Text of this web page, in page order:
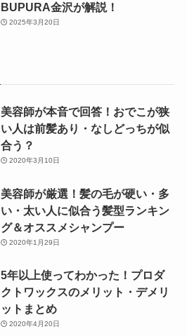
BUPURA金沢が解説！
2025年3月20日
美容師が本音で回答！おでこが狭
い人は前髪あり・なしどっちが似
合う？
2020年3月10日
美容師が厳選！髪の毛が硬い・多
い・太い人に似合う髪型ランキン
グ＆オススメシャンプー
2020年1月29日
5年以上使ってわかった！プロダ
クトワックスのメリット・デメリ
ットまとめ
2020年4月20日